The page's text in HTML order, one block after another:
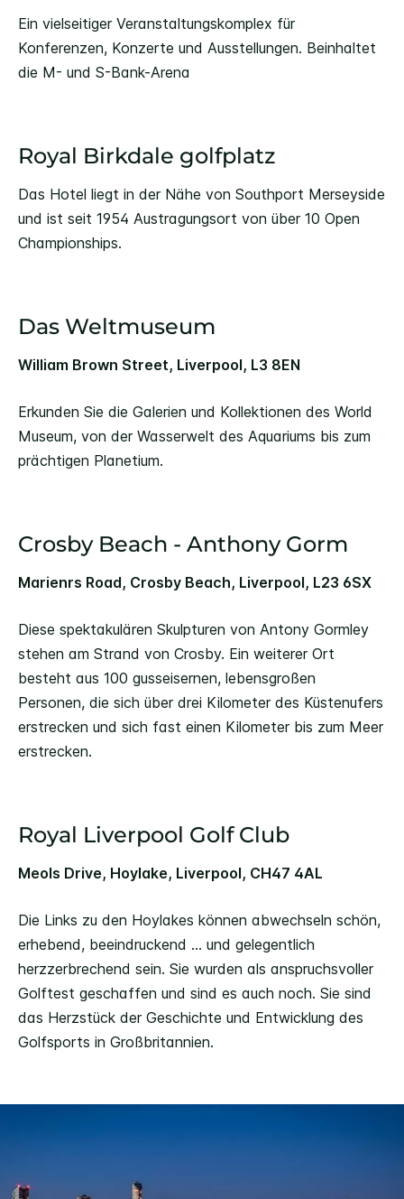
Ein vielseitiger Veranstaltungskomplex für
Konferenzen, Konzerte und Ausstellungen. Beinhaltet
die M- und S-Bank-Arena
Royal Birkdale golfplatz
Das Hotel liegt in der Nähe von Southport Merseyside
und ist seit 1954 Austragungsort von über 10 Open
Championships.
Das Weltmuseum
William Brown Street, Liverpool, L3 8EN
Erkunden Sie die Galerien und Kollektionen des World
Museum, von der Wasserwelt des Aquariums bis zum
prächtigen Planetium.
Crosby Beach - Anthony Gorm
Marienrs Road, Crosby Beach, Liverpool, L23 6SX
Diese spektakulären Skulpturen von Antony Gormley
stehen am Strand von Crosby. Ein weiterer Ort
besteht aus 100 gusseisernen, lebensgroßen
Personen, die sich über drei Kilometer des Küstenufers
erstrecken und sich fast einen Kilometer bis zum Meer
erstrecken.
Royal Liverpool Golf Club
Meols Drive, Hoylake, Liverpool, CH47 4AL
Die Links zu den Hoylakes können abwechseln schön,
erhebend, beeindruckend ... und gelegentlich
herzzerbrechend sein. Sie wurden als anspruchsvoller
Golftest geschaffen und sind es auch noch. Sie sind
das Herzstück der Geschichte und Entwicklung des
Golfsports in Großbritannien.